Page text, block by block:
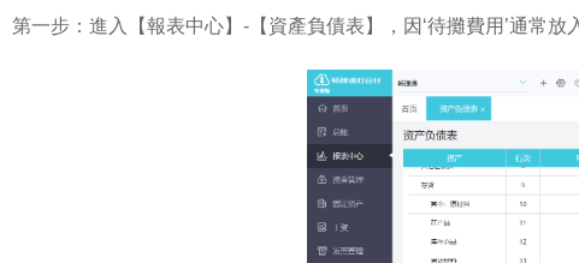
第一步：進入【報表中心】-【資產負債表】，因‘待攤費用’通常放